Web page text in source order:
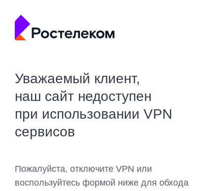
Уважаемый клиент,
наш сайт недоступен
при использовании VPN
сервисов
Пожалуйста, отключите VPN или
воспользуйтесь формой ниже для обхода